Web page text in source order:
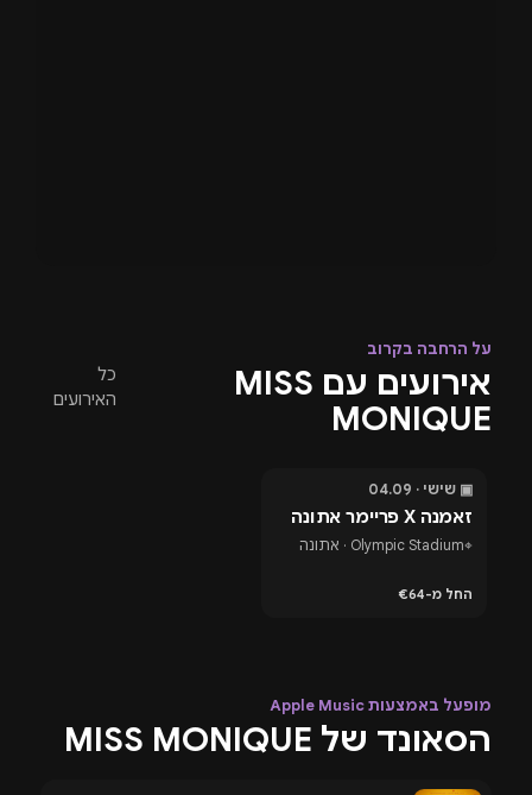
על הרחבה בקרוב
אירועים עם MISS
MONIQUE
כל
האירועים
בעוד 27 ימים
▣ שישי · 04.09
זאמנה X פריימר אתונה
⌖Olympic Stadium · אתונה
החל מ-€64
מופעל באמצעות Apple Music
הסאונד של MISS MONIQUE